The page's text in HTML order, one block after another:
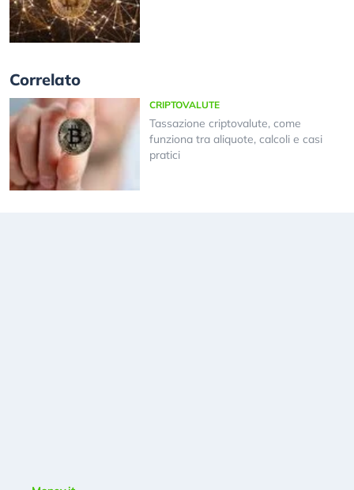
Correlato
CRIPTOVALUTE
Tassazione criptovalute, come
funziona tra aliquote, calcoli e casi
pratici